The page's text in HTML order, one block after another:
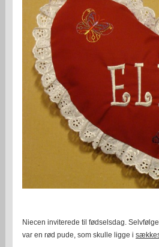
Niecen inviterede til fødselsdag.
var en rød pude, som skulle ligge i